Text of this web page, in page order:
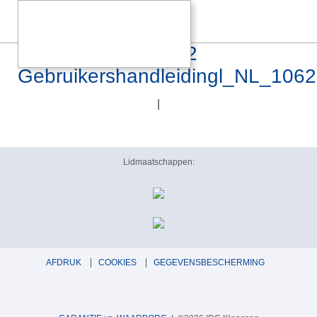
CANOR Asterion V2
Lidmaatschappen:
AFDRUK COOKIES GEGEVENSBESCHERMING